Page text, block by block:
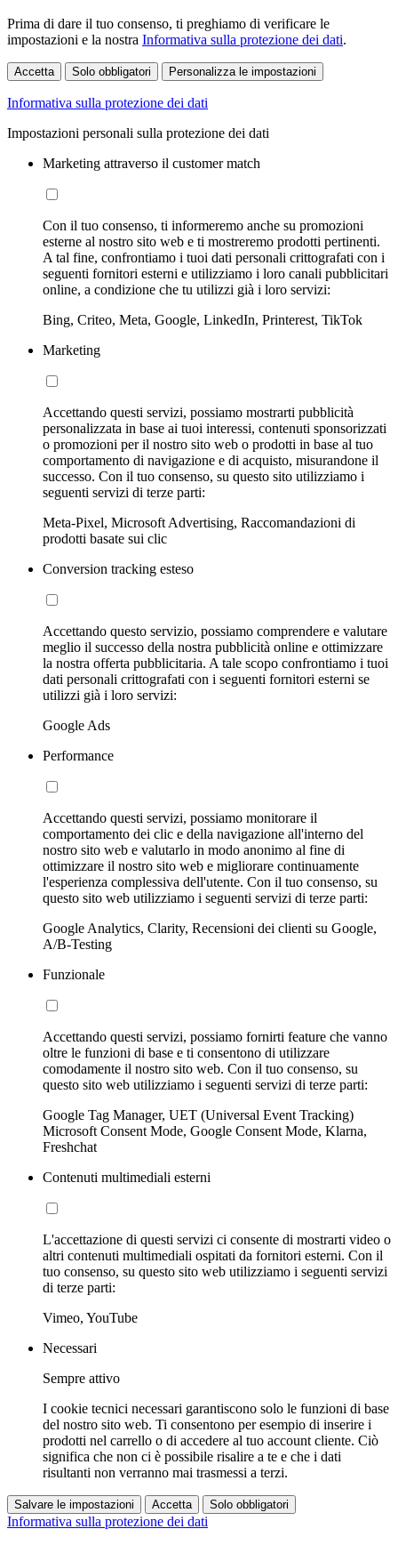
Prima di dare il tuo consenso, ti preghiamo di verificare le
impostazioni e la nostra Informativa sulla protezione dei dati.
Accetta Solo obbligatori Personalizza le impostazioni
Informativa sulla protezione dei dati
Impostazioni personali sulla protezione dei dati
Marketing attraverso il customer match
Con il tuo consenso, ti informeremo anche su promozioni
esterne al nostro sito web e ti mostreremo prodotti pertinenti.
A tal fine, confrontiamo i tuoi dati personali crittografati con i
seguenti fornitori esterni e utilizziamo i loro canali pubblicitari
online, a condizione che tu utilizzi già i loro servizi:
Bing, Criteo, Meta, Google, LinkedIn, Printerest, TikTok
Marketing
Accettando questi servizi, possiamo mostrarti pubblicità
personalizzata in base ai tuoi interessi, contenuti sponsorizzati
o promozioni per il nostro sito web o prodotti in base al tuo
comportamento di navigazione e di acquisto, misurandone il
successo. Con il tuo consenso, su questo sito utilizziamo i
seguenti servizi di terze parti:
Meta-Pixel, Microsoft Advertising, Raccomandazioni di
prodotti basate sui clic
Conversion tracking esteso
Accettando questo servizio, possiamo comprendere e valutare
meglio il successo della nostra pubblicità online e ottimizzare
la nostra offerta pubblicitaria. A tale scopo confrontiamo i tuoi
dati personali crittografati con i seguenti fornitori esterni se
utilizzi già i loro servizi:
Google Ads
Performance
Accettando questi servizi, possiamo monitorare il
comportamento dei clic e della navigazione all'interno del
nostro sito web e valutarlo in modo anonimo al fine di
ottimizzare il nostro sito web e migliorare continuamente
l'esperienza complessiva dell'utente. Con il tuo consenso, su
questo sito web utilizziamo i seguenti servizi di terze parti:
Google Analytics, Clarity, Recensioni dei clienti su Google,
A/B-Testing
Funzionale
Accettando questi servizi, possiamo fornirti feature che vanno
oltre le funzioni di base e ti consentono di utilizzare
comodamente il nostro sito web. Con il tuo consenso, su
questo sito web utilizziamo i seguenti servizi di terze parti:
Google Tag Manager, UET (Universal Event Tracking)
Microsoft Consent Mode, Google Consent Mode, Klarna,
Freshchat
Contenuti multimediali esterni
L'accettazione di questi servizi ci consente di mostrarti video o
altri contenuti multimediali ospitati da fornitori esterni. Con il
tuo consenso, su questo sito web utilizziamo i seguenti servizi
di terze parti:
Vimeo, YouTube
Necessari
Sempre attivo
I cookie tecnici necessari garantiscono solo le funzioni di base
del nostro sito web. Ti consentono per esempio di inserire i
prodotti nel carrello o di accedere al tuo account cliente. Ciò
significa che non ci è possibile risalire a te e che i dati
risultanti non verranno mai trasmessi a terzi.
Salvare le impostazioni Accetta Solo obbligatori
Informativa sulla protezione dei dati